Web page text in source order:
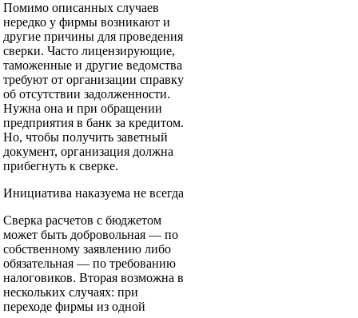
Помимо описанных случаев
нередко у фирмы возникают и
другие причины для проведения
сверки. Часто лицензирующие,
таможенные и другие ведомства
требуют от организации справку
об отсутствии задолженности.
Нужна она и при обращении
предприятия в банк за кредитом.
Но, чтобы получить заветный
документ, организация должна
прибегнуть к сверке.
Инициатива наказуема не всегда
Сверка расчетов с бюджетом
может быть добровольная — по
собственному заявлению либо
обязательная — по требованию
налоговиков. Вторая возможна в
нескольких случаях: при
переходе фирмы из одной